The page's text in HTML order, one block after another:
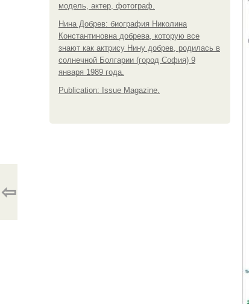
модель, актер, фотограф.
Нина Добрев: биография Николина
Константиновна добрева, которую все
знают как актрису Нину добрев, родилась в
солнечной Болгарии (город София) 9
января 1989 года.
Publication: Issue Magazine.
⇦